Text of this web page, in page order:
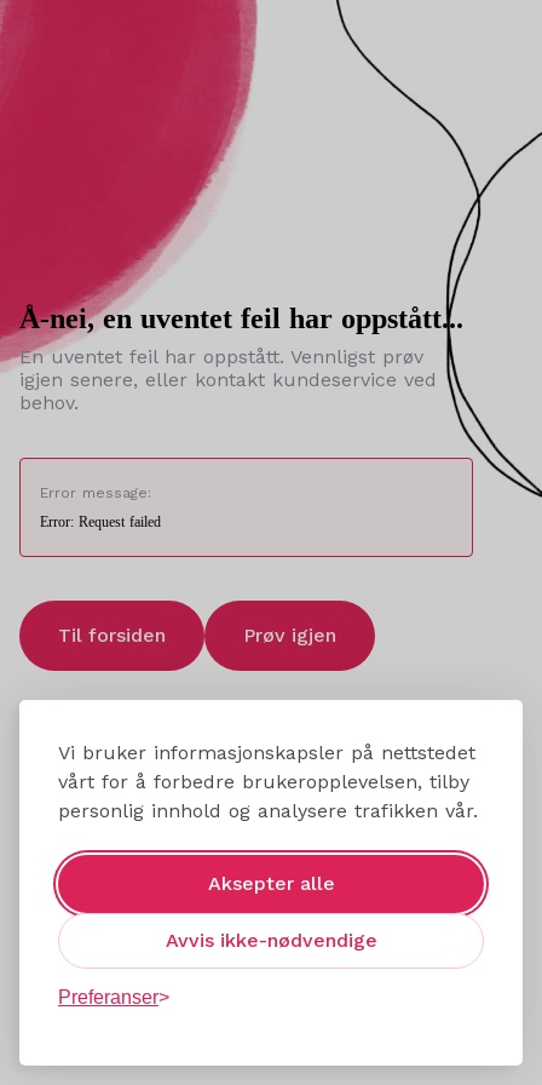
Vi bruker informasjonskapsler på nettstedet
vårt for å forbedre brukeropplevelsen, tilby
personlig innhold og analysere trafikken vår.
Aksepter alle
Avvis ikke-nødvendige
Preferanser
Å-nei, en uventet feil har oppstått...
En uventet feil har oppstått. Vennligst prøv
igjen senere, eller kontakt kundeservice ved
behov.
Error message:
Error: Request failed
Til forsiden Prøv igjen